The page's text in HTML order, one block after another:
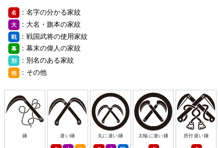
名 ：名字の分かる家紋
大 ：大名・旗本の家紋
戦 ：戦国武将の使用家紋
幕 ：幕末の偉人の家紋
別 ：別名のある家紋
他 ：その他
鎌 違い鎌 丸に違い鎌 太輪に違い鎌 房付違い鎌